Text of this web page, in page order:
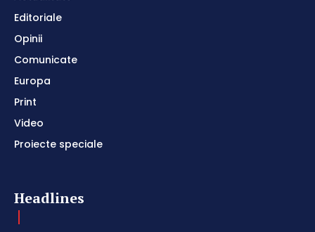
Editoriale
Opinii
Comunicate
Europa
Print
Video
Proiecte speciale
Headlines